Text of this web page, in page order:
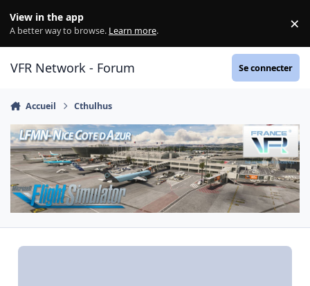
View in the app
A better way to browse. Learn more. ×
VFR Network - Forum Se connecter
Accueil Cthulhus